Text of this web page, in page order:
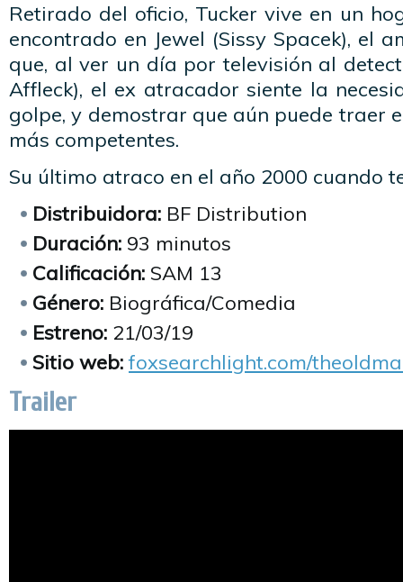
Retirado del oficio, Tucker vive en un
encontrado en Jewel (Sissy Spacek), el
que, al ver un día por televisión al
Affleck), el ex atracador siente la
golpe, y demostrar que aún puede traer
más competentes.
Su último atraco en el año 2000 cuando
Distribuidora: BF Distribution
Duración: 93 minutos
Calificación: SAM 13
Género: Biográfica/Comedia
Estreno: 21/03/19
Sitio web:foxsearchlight.com/
Trailer